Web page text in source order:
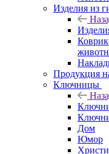
Изделия из
Продукция
Ключницы
Дом
Юмор